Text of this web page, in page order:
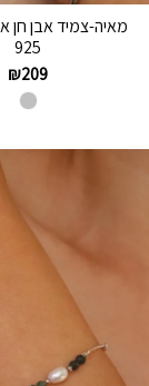
מאיה-צמיד אבן חן
925
₪209